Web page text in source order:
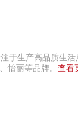
于生产高品质生活
怡丽等品牌。 查看